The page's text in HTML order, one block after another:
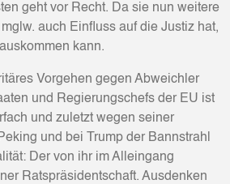
geht vor Recht. Da sie nun weitere
auch Einfluss auf die Justiz hat,
kann.
Vorgehen gegen Abweichler
und Regierungschefs der EU ist
und zuletzt wegen seiner
und bei Trump der Bannstrahl
Der von ihr im Alleingang
Ratspräsidentschaft. Ausdenken